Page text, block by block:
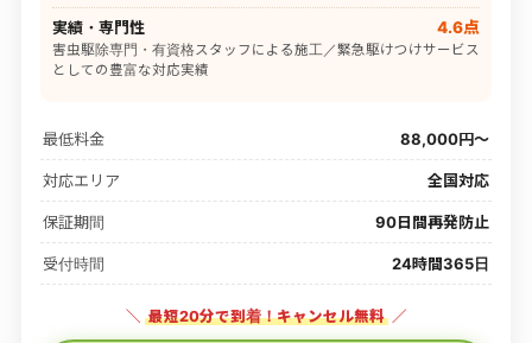
実績・専門性 4.6点
害虫駆除専門・有資格スタッフによる施工／緊急駆けつけサービス
としての豊富な対応実績
最低料金 88,000円〜
対応エリア 全国対応
保証期間 90日間再発防止
受付時間 24時間365日
＼ 最短20分で到着！キャンセル無料 ／